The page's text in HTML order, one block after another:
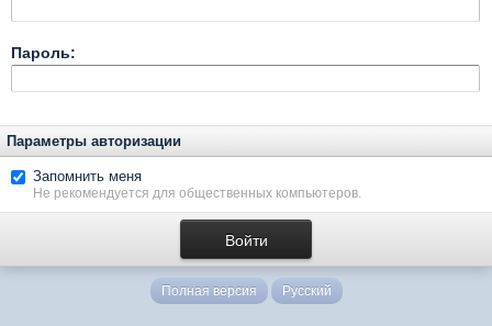
Пароль:
Параметры авторизации
Запомнить меня
Не рекомендуется для общественных компьютеров.
Полная версия Русский